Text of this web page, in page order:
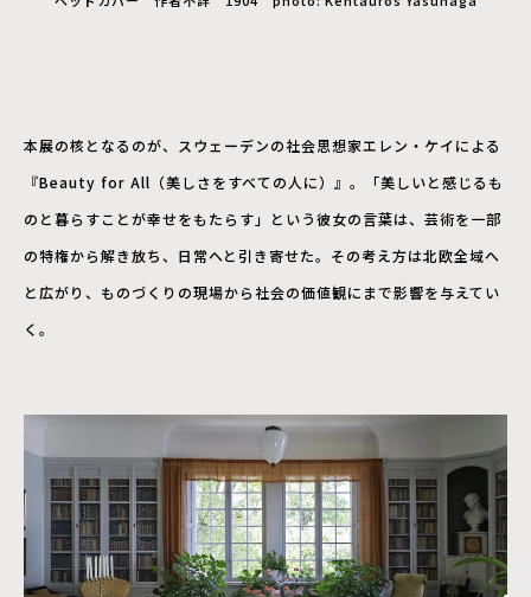
本展の核となるのが、スウェーデンの社会思想家エレン・ケイによる
『Beauty for All（美しさをすべての人に）』。「美しいと感じるも
のと暮らすことが幸せをもたらす」という彼女の言葉は、芸術を一部
の特権から解き放ち、日常へと引き寄せた。その考え方は北欧全域へ
と広がり、ものづくりの現場から社会の価値観にまで影響を与えてい
く。